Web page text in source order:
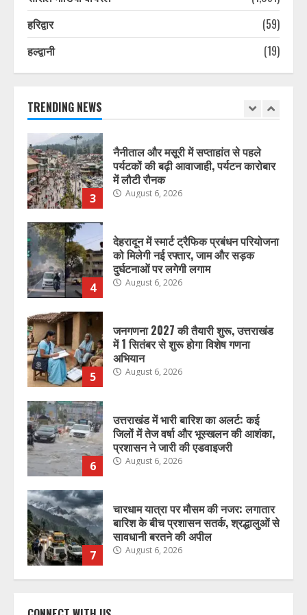
हरिद्वार
(59)
हल्द्वानी
(19)
TRENDING NEWS
August 6, 2026
2
प्रयोगशालाओं के आधुनिकीकरण की तैयारी,
3
नैनीताल और मसूरी में सप्ताहांत से पहले
पर्यटकों की बढ़ी आवाजाही, पर्यटन कारोबार
में लौटी रौनक
August 6, 2026
4
देहरादून में स्मार्ट ट्रैफिक प्रबंधन परियोजना
को मिलेगी नई रफ्तार, जाम और सड़क
दुर्घटनाओं पर लगेगी लगाम
August 6, 2026
5
जनगणना 2027 की तैयारी शुरू, उत्तराखंड
में 1 सितंबर से शुरू होगा विशेष गणना
अभियान
August 6, 2026
6
उत्तराखंड में भारी बारिश का अलर्ट: कई
जिलों में तेज वर्षा और भूस्खलन की आशंका,
प्रशासन ने जारी की एडवाइजरी
August 6, 2026
7
चारधाम यात्रा पर मौसम की नजर: लगातार
बारिश के बीच प्रशासन सतर्क, श्रद्धालुओं से
सावधानी बरतने की अपील
August 6, 2026